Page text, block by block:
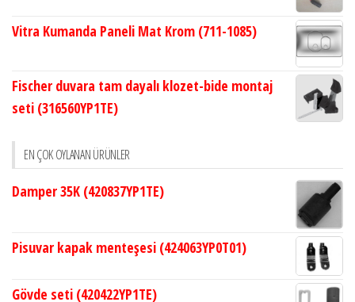
Vitra Kumanda Paneli Mat Krom (711-1085)
Fischer duvara tam dayalı klozet-bide montaj
seti (316560YP1TE)
EN ÇOK OYLANAN ÜRÜNLER
Damper 35K (420837YP1TE)
Pisuvar kapak menteşesi (424063YP0T01)
Gövde seti (420422YP1TE)